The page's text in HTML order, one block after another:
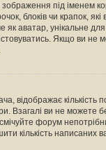
під
блоків чи крапок,
аватар, унікальне
Якщо ви не
відображає
Взагалі ви не
форум
кількість написаних